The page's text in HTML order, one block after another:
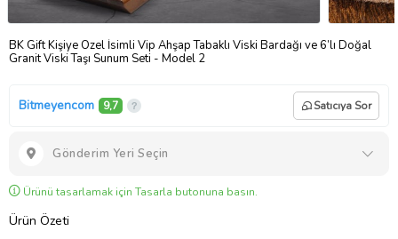
BK Gift Kişiye Özel İsimli Vip Ahşap Tabaklı Viski Bardağı ve 6’lı Doğal
Granit Viski Taşı Sunum Seti - Model 2
Bitmeyencom 9,7 Satıcıya Sor
Gönderim Yeri Seçin
Ürünü tasarlamak için Tasarla butonuna basın.
Ürün Özeti